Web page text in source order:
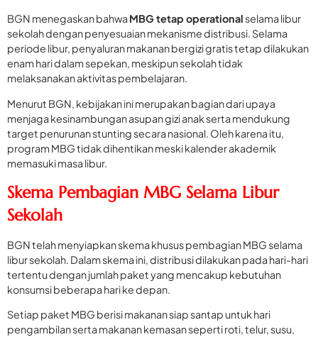
BGN menegaskan bahwaMBG tetap operationalselama libur
sekolah dengan penyesuaian mekanisme distribusi. Selama
periode libur, penyaluran makanan bergizi gratis tetap dilakukan
enam hari dalam sepekan, meskipun sekolah tidak
melaksanakan aktivitas pembelajaran.
Menurut BGN, kebijakan ini merupakan bagian dari upaya
menjaga kesinambungan asupan gizi anak serta mendukung
target penurunan stunting secara nasional. Oleh karena itu,
program MBG tidak dihentikan meski kalender akademik
memasuki masa libur.
Skema Pembagian MBG Selama Libur
Sekolah
BGN telah menyiapkan skema khusus pembagian MBG selama
libur sekolah. Dalam skema ini, distribusi dilakukan pada hari-hari
tertentu dengan jumlah paket yang mencakup kebutuhan
konsumsi beberapa hari ke depan.
Setiap paket MBG berisi makanan siap santap untuk hari
pengambilan serta makanan kemasan seperti roti, telur, susu,